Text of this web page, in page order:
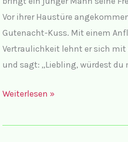
Vor ihrer Haustüre
Gutenacht-Kuss. Mit einem
Vertraulichkeit lehnt er sich mit
und sagt: „Liebling, würdest du
Witze
Frauen,
Weiterlesen »